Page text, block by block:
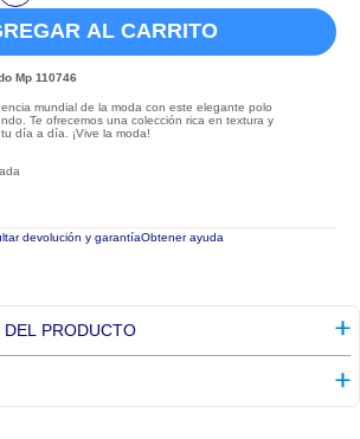
AL CARRITO
Mp 110746
mundial de la moda con este elegante polo
Te ofrecemos una colección rica en textura y
día a día. ¡Vive la moda!
devolución y garantíaObtener ayuda
PRODUCTO